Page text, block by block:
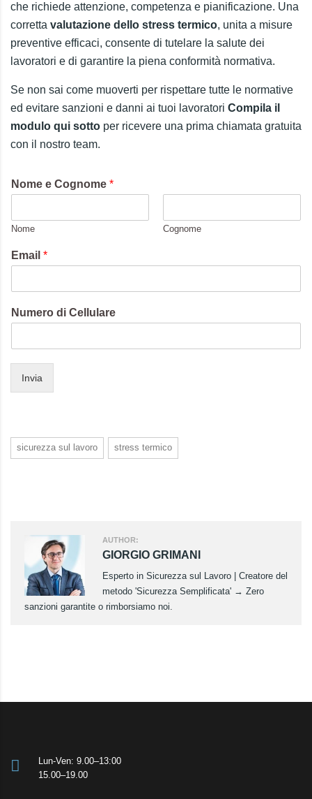
che richiede attenzione, competenza e pianificazione. Una
corretta valutazione dello stress termico, unita a misure
preventive efficaci, consente di tutelare la salute dei
lavoratori e di garantire la piena conformità normativa.
Se non sai come muoverti per rispettare tutte le normative
ed evitare sanzioni e danni ai tuoi lavoratori Compila il
modulo qui sotto per ricevere una prima chiamata gratuita
con il nostro team.
Nome e Cognome *
Nome Cognome
Email *
C
o
n
o
E
Numero di Cellulare
Invia
sicurezza sul lavoro stress termico
AUTHOR:
GIORGIO GRIMANI
Esperto in Sicurezza sul Lavoro | Creatore del
metodo 'Sicurezza Semplificata' → Zero
sanzioni garantite o rimborsiamo noi.
Lun-Ven: 9.00–13:00
15.00–19.00